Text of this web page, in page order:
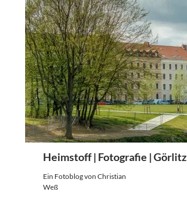
springen
Heimstoff | Fotografie | Görlitz
Ein Fotoblog von Christian
Weß